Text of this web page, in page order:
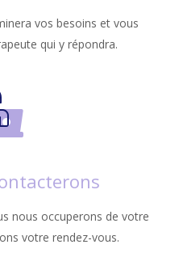
vos besoins et vous
qui y répondra.
nous occuperons de votre
votre rendez-vous.